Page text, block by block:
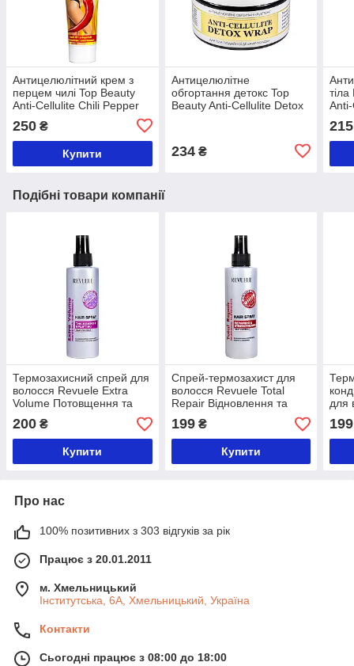
Антицелюлітний крем з
перцем чилі Top Beauty
Anti-Cellulite Chili Pepper
250 ₴
Купити
Антицелюлітне
обгортання детокс Top
Beauty Anti-Cellulite Detox
234₴
215
Подібні товари компанії
Термозахисний спрей для
волосся Revuele Extra
Volume Потовщення та
підняття 200 мл
200 ₴
Купити
Спрей-термозахист для
волосся Revuele Total
Repair Відновлення та
зміцнення 200 мл
199₴
Купити
для
та
199
Про нас
100% позитивних з 303 відгуків за рік
Працює з 20.01.2011
м. Хмельницький
Інститутська, 6А, Хмельницький, Україна
Контакти
Сьогодні працює з 08:00 до 18:00